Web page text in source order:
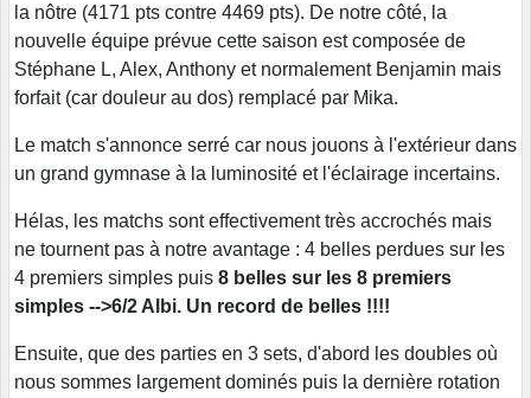
la nôtre (4171 pts contre 4469 pts). De notre côté, la
nouvelle équipe prévue cette saison est composée de
Stéphane L, Alex, Anthony et normalement Benjamin mais
forfait (car douleur au dos) remplacé par Mika.
Le match s'annonce serré car nous jouons à l'extérieur dans
un grand gymnase à la luminosité et l'éclairage incertains.
Hélas, les matchs sont effectivement très accrochés mais
ne tournent pas à notre avantage : 4 belles perdues sur les
4 premiers simples puis 8 belles sur les 8 premiers
simples -->6/2 Albi. Un record de belles !!!!
Ensuite, que des parties en 3 sets, d'abord les doubles où
nous sommes largement dominés puis la dernière rotation